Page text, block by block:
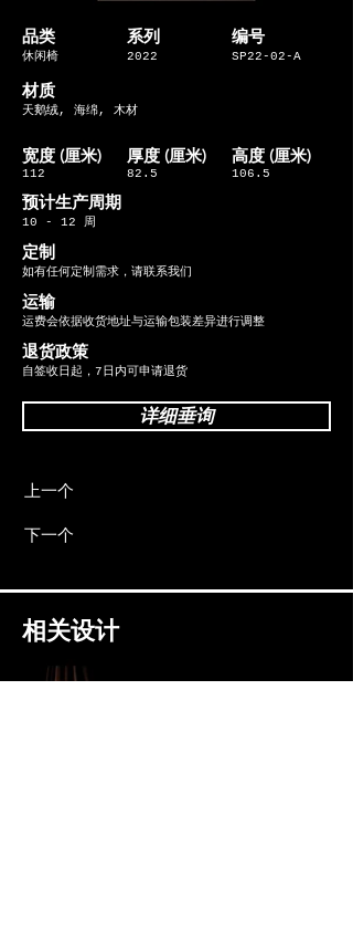
品类
休闲椅
系列
2022
编号
SP22-02-A
材质
天鹅绒, 海绵, 木材
宽度 (厘米)
112
​厚度 (厘米)
82.5
​高度 (厘米)
106.5
​预计生产周期
10 - 12 周
定制
如有任何定制需求，请联系我们
运输
运费会依据收货地址与运输包装差异进行调整
退货政策
自签收日起，7日内可申请退货
详细垂询
上一个
下一个
相关设计